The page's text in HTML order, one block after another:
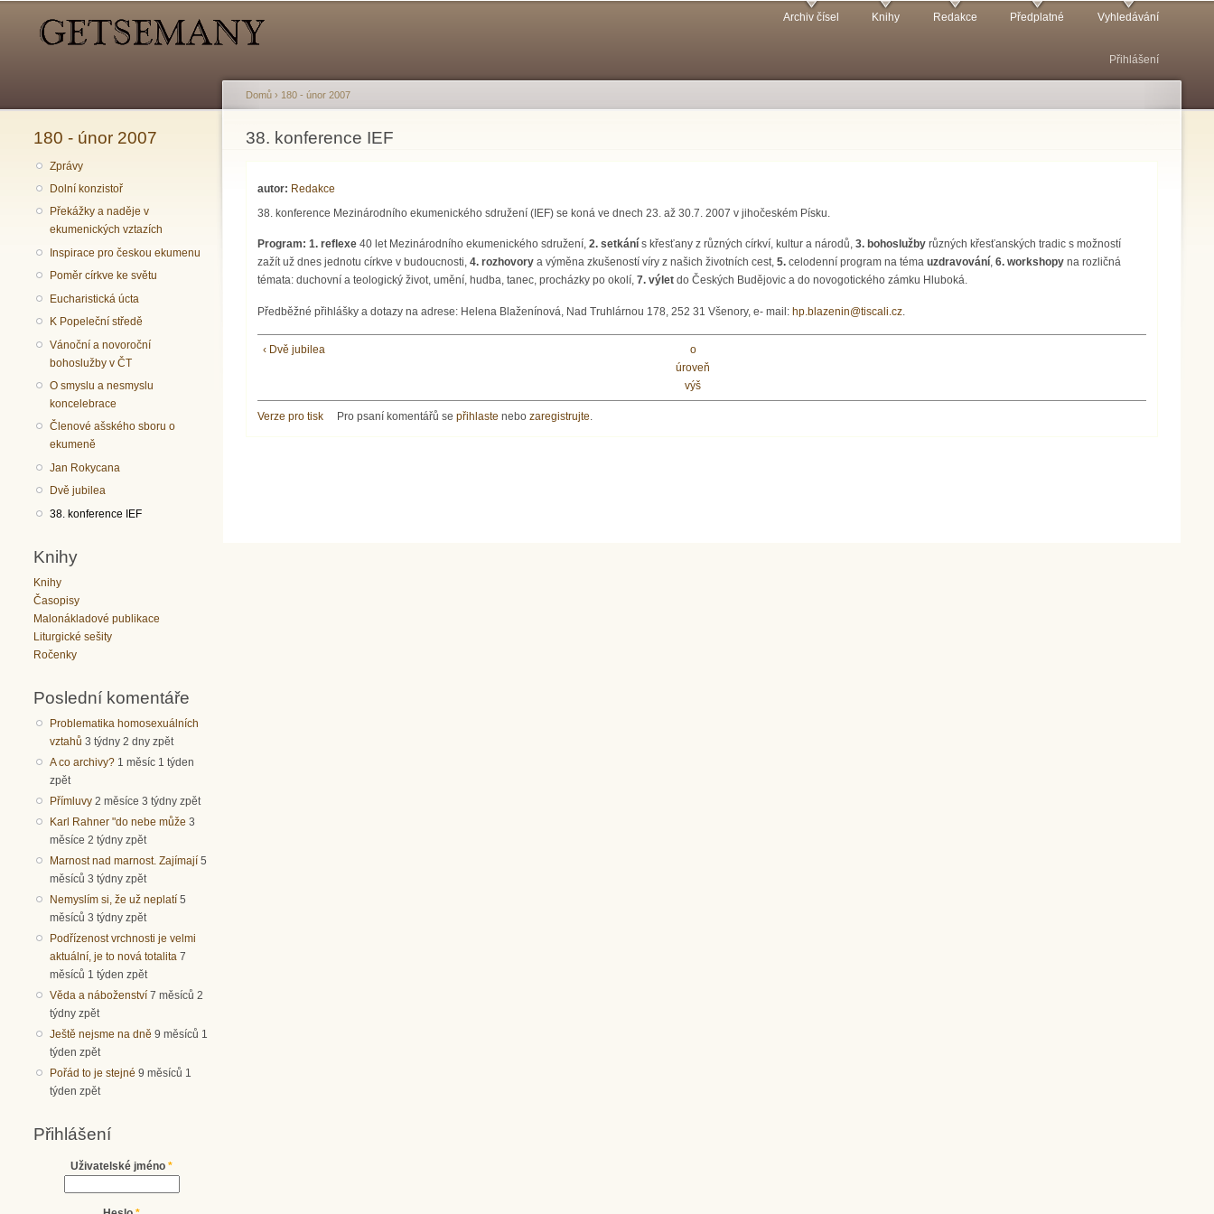
Archiv čísel Knihy Redakce Předplatné Vyhledávání
Přihlášení
180 - únor 2007
Zprávy
Dolní konzistoř
Překážky a naděje v
ekumenických vztazích
Inspirace pro českou ekumenu
Poměr církve ke světu
Eucharistická úcta
K Popeleční středě
Vánoční a novoroční
bohoslužby v ČT
O smyslu a nesmyslu
koncelebrace
Členové ašského sboru o
ekumeně
Jan Rokycana
Dvě jubilea
38. konference IEF
Knihy
Knihy
Časopisy
Malonákladové publikace
Liturgické sešity
Ročenky
Poslední komentáře
Problematika homosexuálních
vztahů 3 týdny 2 dny zpět
A co archivy? 1 měsíc 1 týden
zpět
Přímluvy 2 měsíce 3 týdny zpět
Karl Rahner "do nebe může 3
měsíce 2 týdny zpět
Marnost nad marnost. Zajímají 5
měsíců 3 týdny zpět
Nemyslím si, že už neplatí 5
měsíců 3 týdny zpět
Podřízenost vrchnosti je velmi
aktuální, je to nová totalita 7
měsíců 1 týden zpět
Věda a náboženství 7 měsíců 2
týdny zpět
Ještě nejsme na dně 9 měsíců 1
týden zpět
Pořád to je stejné 9 měsíců 1
týden zpět
Přihlášení
Uživatelské jméno *
Jste zde
Domů › 180 - únor 2007
38. konference IEF
autor: Redakce
38. konference Mezinárodního ekumenického sdružení (IEF) se koná ve dnech 23. až 30.7. 2007 v jihočeském Písku.
Program: 1. reflexe 40 let Mezinárodního ekumenického sdružení,2. setkání s křesťany z různých církví, kultur a národů,3. bohoslužby různých křesťanských tradic s možností
zažít už dnes jednotu církve v budoucnosti,4. rozhovory a výměna zkušeností víry z našich životních cest,5. celodenní program na témauzdravování,6. workshopy na rozličná
témata: duchovní a teologický život, umění, hudba, tanec, procházky po okolí,7. výlet do Českých Budějovic a do novogotického zámku Hluboká.
Předběžné přihlášky a dotazy na adrese: Helena Blaženínová, Nad Truhlárnou 178, 252 31 Všenory, e- mail: hp.blazenin@tiscali.cz.
‹ Dvě jubilea
o
úroveň
výš
Verze pro tisk Pro psaní komentářů sepřihlaste nebozaregistrujte.